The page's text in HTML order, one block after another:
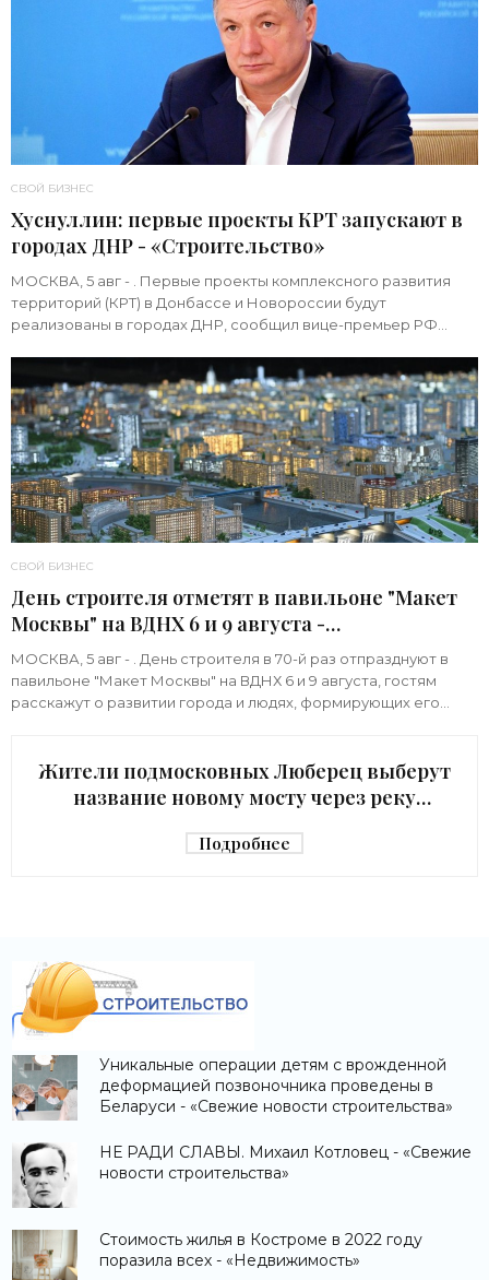
СВОЙ БИЗНЕС
Хуснуллин: первые проекты КРТ запускают в
городах ДНР - «Строительство»
МОСКВА, 5 авг - . Первые проекты комплексного развития
территорий (КРТ) в Донбассе и Новороссии будут
реализованы в городах ДНР, сообщил вице-премьер РФ
СВОЙ БИЗНЕС
День строителя отметят в павильоне "Макет
Москвы" на ВДНХ 6 и 9 августа -
«Строительство»
МОСКВА, 5 авг - . День строителя в 70-й раз отпразднуют в
павильоне "Макет Москвы" на ВДНХ 6 и 9 августа, гостям
расскажут о развитии города и людях, формирующих его
Жители подмосковных Люберец выберут
название новому мосту через реку
Подробнее
Уникальные операции детям с врожденной
деформацией позвоночника проведены в
Беларуси - «Свежие новости строительства»
НЕ РАДИ СЛАВЫ. Михаил Котловец - «Свежие
новости строительства»
Стоимость жилья в Костроме в 2022 году
поразила всех - «Недвижимость»